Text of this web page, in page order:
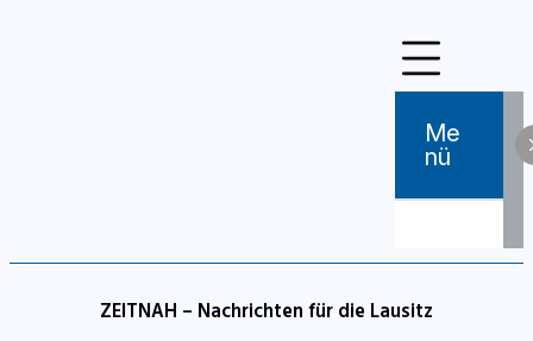
Me
Nü
ZEITNAH – Nachrichten für die Lausitz